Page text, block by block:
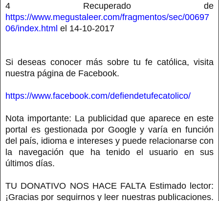
4 Recuperado de
https://www.megustaleer.com/fragmentos/sec/00697
06/index.html el 14-10-2017
Si deseas conocer más sobre tu fe católica, visita
nuestra página de Facebook.
https://www.facebook.com/defiendetufecatolico/
Nota importante: La publicidad que aparece en este
portal es gestionada por Google y varía en función
del país, idioma e intereses y puede relacionarse con
la navegación que ha tenido el usuario en sus
últimos días.
TU DONATIVO NOS HACE FALTA Estimado lector:
¡Gracias por seguirnos y leer nuestras publicaciones.